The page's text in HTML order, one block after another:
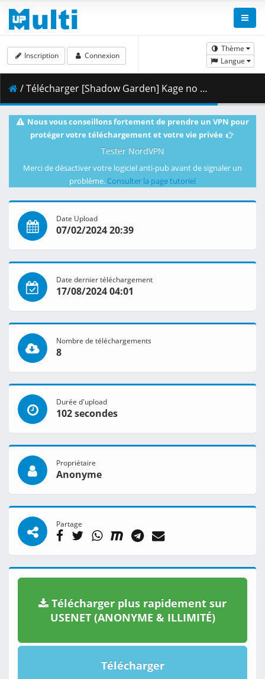
Thème
Langue
Inscription Connexion
/ Télécharger [Shadow Garden] Kage no Jitsuryokusha ni Naritakute_ 2nd Season - 01 [C2840BEB] [BDRip 1080p HEVC FLAC].mkv.003 ( 460.47 MB )
Nous vous conseillons fortement de prendre un VPN pour
protéger votre téléchargement et votre vie privée
Tester NordVPN
Merci de désactiver votre logiciel anti-pub avant de signaler un
problème. Consulter la page tutoriel
Date Upload
07/02/2024 20:39
Date dernier téléchargement
17/08/2024 04:01
Nombre de téléchargements
8
Durée d'upload
102 secondes
Propriétaire
Anonyme
Partage
Télécharger plus rapidement sur
USENET (ANONYME & ILLIMITÉ)
Télécharger